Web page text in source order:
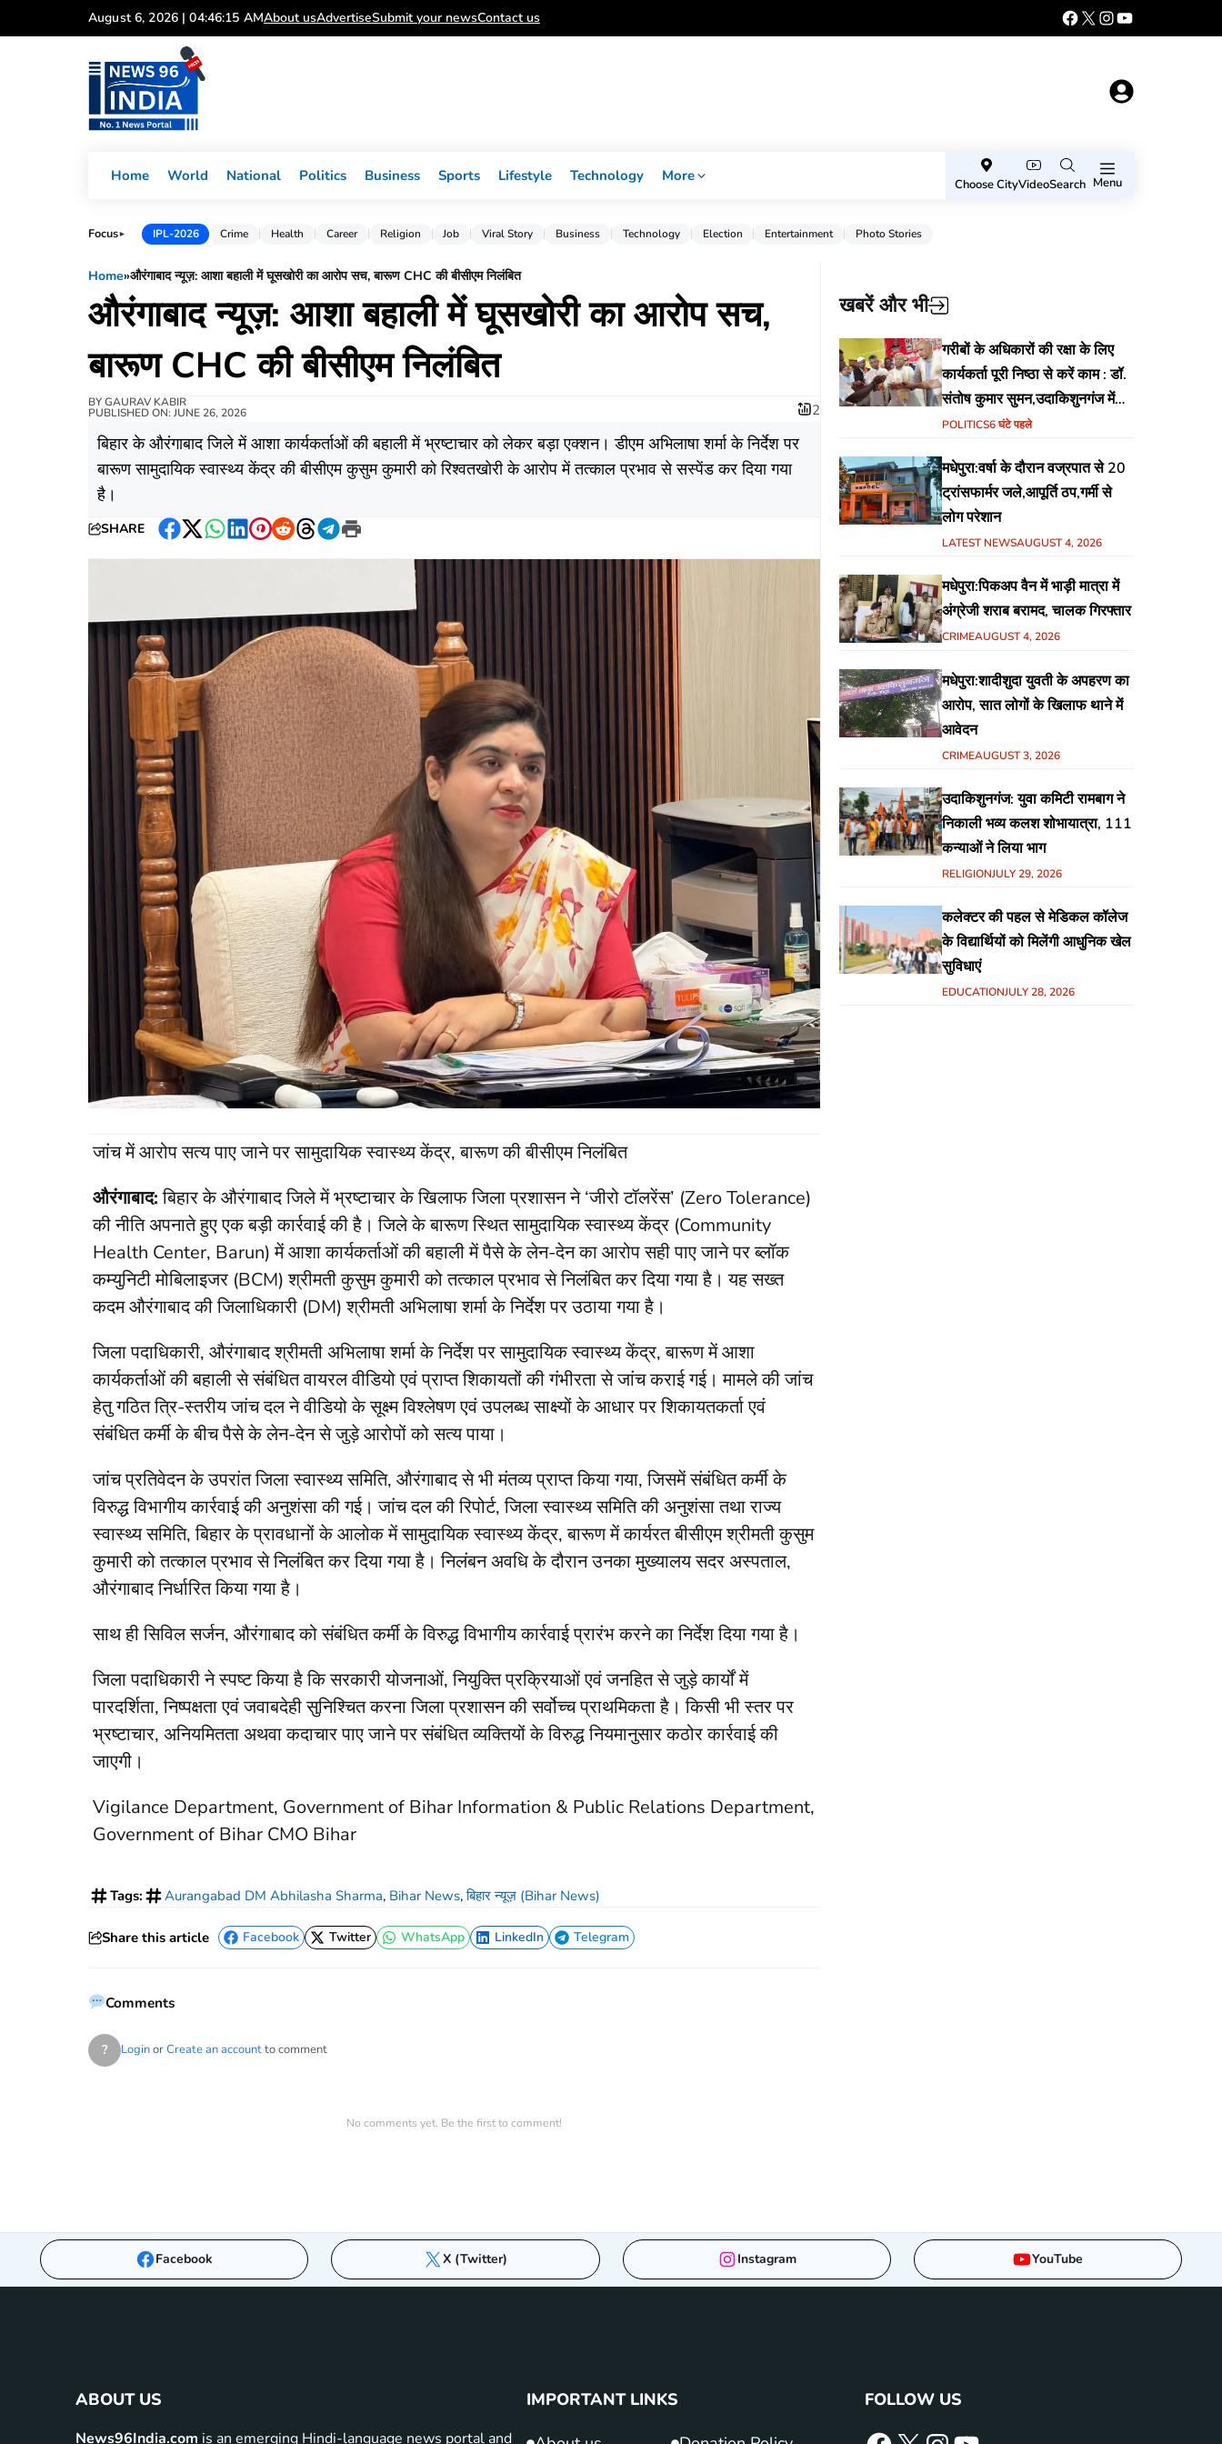
to
August 6, 2026 | 04:46:16 AMAbout usAdvertiseSubmit your newsContact us
Home World National Politics Business Sports Lifestyle Technology More
Choose CityVideoSearch Menu
Focus► IPL-2026 Crime Health Career Religion Job Viral Story Business Technology Election Entertainment Photo Stories
Home»औरंगाबाद न्यूज़: आशा बहाली में घूसखोरी का आरोप सच, बारूण CHC की बीसीएम निलंबित
औरंगाबाद न्यूज़: आशा बहाली में घूसखोरी का आरोप सच,
बारूण CHC की बीसीएम निलंबित
BYGAURAV KABIR
PUBLISHED ON: JUNE 26, 2026 2
बिहार के औरंगाबाद जिले में आशा कार्यकर्ताओं की बहाली में भ्रष्टाचार को लेकर बड़ा एक्शन। डीएम अभिलाषा शर्मा के निर्देश पर
बारूण सामुदायिक स्वास्थ्य केंद्र की बीसीएम कुसुम कुमारी को रिश्वतखोरी के आरोप में तत्काल प्रभाव से सस्पेंड कर दिया गया
है।
SHARE
Facebook
Twitter
WhatsApp
LinkedIn
Pinterest
RedditThreads
Telegram
Print
जांच में आरोप सत्य पाए जाने पर सामुदायिक स्वास्थ्य केंद्र, बारूण की बीसीएम निलंबित
औरंगाबाद:बिहार के औरंगाबाद जिले में भ्रष्टाचार के खिलाफ जिला प्रशासन ने ‘जीरो टॉलरेंस’ (Zero Tolerance)
की नीति अपनाते हुए एक बड़ी कार्रवाई की है। जिले के बारूण स्थित सामुदायिक स्वास्थ्य केंद्र (Community
Health Center, Barun) में आशा कार्यकर्ताओं की बहाली में पैसे के लेन-देन का आरोप सही पाए जाने पर ब्लॉक
कम्युनिटी मोबिलाइजर (BCM) श्रीमती कुसुम कुमारी को तत्काल प्रभाव से निलंबित कर दिया गया है। यह सख्त
कदम औरंगाबाद की जिलाधिकारी (DM) श्रीमती अभिलाषा शर्मा के निर्देश पर उठाया गया है।
जिला पदाधिकारी, औरंगाबाद श्रीमती अभिलाषा शर्मा के निर्देश पर सामुदायिक स्वास्थ्य केंद्र, बारूण में आशा
कार्यकर्ताओं की बहाली से संबंधित वायरल वीडियो एवं प्राप्त शिकायतों की गंभीरता से जांच कराई गई। मामले की जांच
हेतु गठित त्रि-स्तरीय जांच दल ने वीडियो के सूक्ष्म विश्लेषण एवं उपलब्ध साक्ष्यों के आधार पर शिकायतकर्ता एवं
संबंधित कर्मी के बीच पैसे के लेन-देन से जुड़े आरोपों को सत्य पाया।
जांच प्रतिवेदन के उपरांत जिला स्वास्थ्य समिति, औरंगाबाद से भी मंतव्य प्राप्त किया गया, जिसमें संबंधित कर्मी के
विरुद्ध विभागीय कार्रवाई की अनुशंसा की गई। जांच दल की रिपोर्ट, जिला स्वास्थ्य समिति की अनुशंसा तथा राज्य
स्वास्थ्य समिति, बिहार के प्रावधानों के आलोक में सामुदायिक स्वास्थ्य केंद्र, बारूण में कार्यरत बीसीएम श्रीमती कुसुम
कुमारी को तत्काल प्रभाव से निलंबित कर दिया गया है। निलंबन अवधि के दौरान उनका मुख्यालय सदर अस्पताल,
औरंगाबाद निर्धारित किया गया है।
साथ ही सिविल सर्जन, औरंगाबाद को संबंधित कर्मी के विरुद्ध विभागीय कार्रवाई प्रारंभ करने का निर्देश दिया गया है।
जिला पदाधिकारी ने स्पष्ट किया है कि सरकारी योजनाओं, नियुक्ति प्रक्रियाओं एवं जनहित से जुड़े कार्यों में
पारदर्शिता, निष्पक्षता एवं जवाबदेही सुनिश्चित करना जिला प्रशासन की सर्वोच्च प्राथमिकता है। किसी भी स्तर पर
भ्रष्टाचार, अनियमितता अथवा कदाचार पाए जाने पर संबंधित व्यक्तियों के विरुद्ध नियमानुसार कठोर कार्रवाई की
जाएगी।
Vigilance Department, Government of Bihar Information & Public Relations Department,
Government of Bihar CMO Bihar
Tags: Aurangabad DM Abhilasha Sharma, Bihar News,बिहार न्यूज़ (Bihar News)
Share this article
Facebook
Facebook
Twitter
Twitter
WhatsApp
WhatsApp
LinkedIn
LinkedIn
Telegram
Telegram
Comments
? LoginorCreate an accountto comment
No comments yet. Be the first to comment!
खबरें और भी
गरीबों के अधिकारों की रक्षा के लिए
कार्यकर्ता पूरी निष्ठा से करें काम : डॉ.
संतोष कुमार सुमन,उदाकिशुनगंज में
हिंदुस्तानी आवाम मोर्चा के गरीब चौपाल
विभिन्न मुद्दों पर हुई चर्चा
POLITICS6 घंटे पहले
मधेपुरा:वर्षा के दौरान वज्रपात से 20
ट्रांसफार्मर जले,आपूर्ति ठप,गर्मी से
लोग परेशान
LATEST NEWSAUGUST 4, 2026
मधेपुरा:पिकअप वैन में भाड़ी मात्रा में
अंग्रेजी शराब बरामद, चालक गिरफ्तार
CRIMEAUGUST 4, 2026
मधेपुरा:शादीशुदा युवती के अपहरण का
आरोप, सात लोगों के खिलाफ थाने में
आवेदन
CRIMEAUGUST 3, 2026
उदाकिशुनगंज: युवा कमिटी रामबाग ने
निकाली भव्य कलश शोभायात्रा, 111
कन्याओं ने लिया भाग
RELIGIONJULY 29, 2026
कलेक्टर की पहल से मेडिकल कॉलेज
के विद्यार्थियों को मिलेंगी आधुनिक खेल
सुविधाएं
EDUCATIONJULY 28, 2026
Facebook X (Twitter) Instagram YouTube
ABOUT US
News96India.com is an emerging Hindi-language news portal and
IMPORTANT LINKS
FOLLOW US